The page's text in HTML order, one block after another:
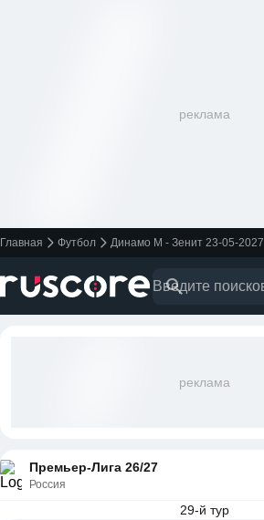
реклама
Главная Футбол Динамо М - Зенит 23-05-2027
реклама
Премьер-Лига 26/27
Россия
29-й тур